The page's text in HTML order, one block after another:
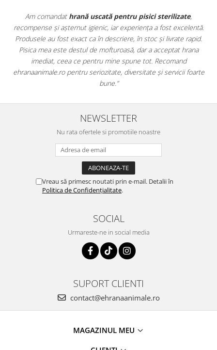
Apreciez foarte mult faptul că peehranaanimale.rogăsesc nu
doar hrană, ci și produse dinfarmacia veterinară:
antiparazitare, suplimente și soluții de îngrijire. Este foarte
comod să pot comanda tot ce am nevoie pentru animalul meu
dintr-un singur loc. Livrarea a fost rapidă, iar produsele au fost
originale și în termen. Magazin serios, bine organizat și foarte util
pentru orice stăpân de animale.
NEWSLETTER
Nu rata ofertele si promotiile noastre
Vreau să primesc noutati prin e-mail. Detalii în
Politica de Confidențialitate.
SOCIAL
Urmareste-ne in social media
SUPORT CLIENTI
contact@ehranaanimale.ro
MAGAZINUL MEU